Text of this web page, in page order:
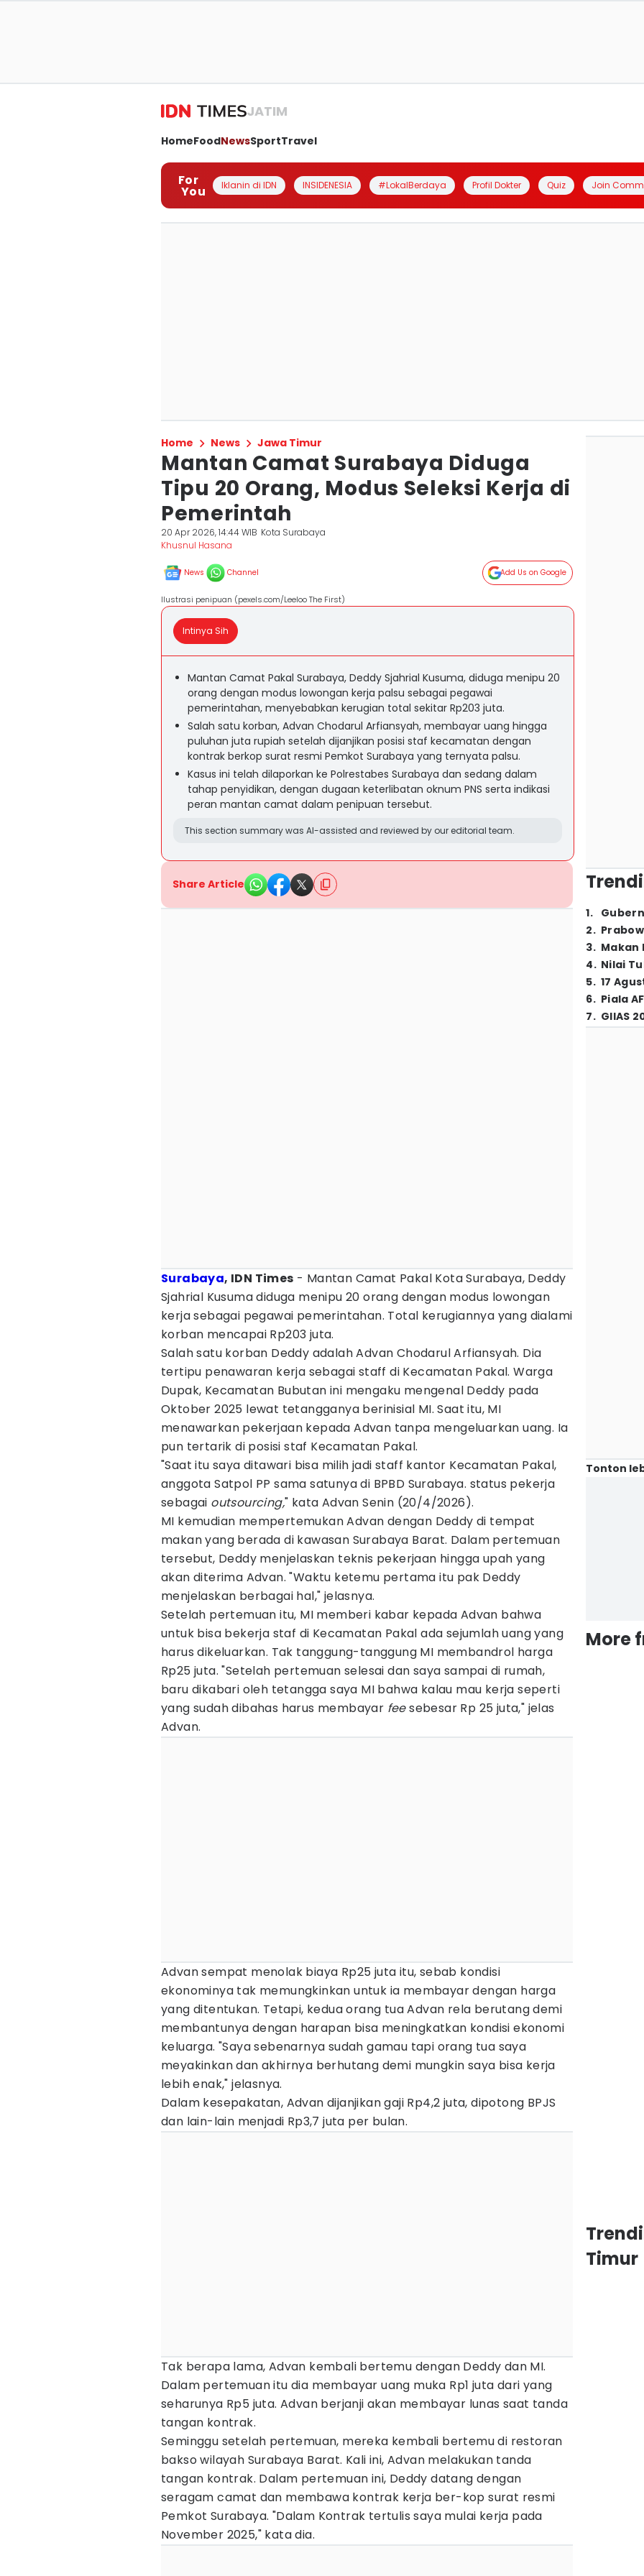
JATIM
HomeFoodNewsSportTravel
For
You Iklanin di IDN INSIDENESIA #LokalBerdaya Profil Dokter Quiz Join
Home News Jawa Timur
Mantan Camat Surabaya Diduga
Tipu 20 Orang, Modus Seleksi Kerja di
Pemerintah
20 Apr 2026, 14:44 WIB Kota Surabaya
Khusnul Hasana
News Channel Add Us on Google
Ilustrasi penipuan (pexels.com/Leeloo The First)
Intinya Sih
Mantan Camat Pakal Surabaya, Deddy Sjahrial Kusuma, diduga menipu 20
orang dengan modus lowongan kerja palsu sebagai pegawai
pemerintahan, menyebabkan kerugian total sekitar Rp203 juta.
Salah satu korban, Advan Chodarul Arfiansyah, membayar uang hingga
puluhan juta rupiah setelah dijanjikan posisi staf kecamatan dengan
kontrak berkop surat resmi Pemkot Surabaya yang ternyata palsu.
Kasus ini telah dilaporkan ke Polrestabes Surabaya dan sedang dalam
tahap penyidikan, dengan dugaan keterlibatan oknum PNS serta indikasi
peran mantan camat dalam penipuan tersebut.
This section summary was AI-assisted and reviewed by our editorial team.
Share Article
Surabaya, IDN Times - Mantan Camat Pakal Kota Surabaya, Deddy
Sjahrial Kusuma diduga menipu 20 orang dengan modus lowongan
kerja sebagai pegawai pemerintahan. Total kerugiannya yang dialami
korban mencapai Rp203 juta.
Salah satu korban Deddy adalah Advan Chodarul Arfiansyah. Dia
tertipu penawaran kerja sebagai staff di Kecamatan Pakal. Warga
Dupak, Kecamatan Bubutan ini mengaku mengenal Deddy pada
Oktober 2025 lewat tetangganya berinisial MI. Saat itu, MI
menawarkan pekerjaan kepada Advan tanpa mengeluarkan uang. Ia
pun tertarik di posisi staf Kecamatan Pakal.
"Saat itu saya ditawari bisa milih jadi staff kantor Kecamatan Pakal,
anggota Satpol PP sama satunya di BPBD Surabaya. status pekerja
sebagai outsourcing," kata Advan Senin (20/4/2026).
MI kemudian mempertemukan Advan dengan Deddy di tempat
makan yang berada di kawasan Surabaya Barat. Dalam pertemuan
tersebut, Deddy menjelaskan teknis pekerjaan hingga upah yang
akan diterima Advan. "Waktu ketemu pertama itu pak Deddy
menjelaskan berbagai hal," jelasnya.
Setelah pertemuan itu, MI memberi kabar kepada Advan bahwa
untuk bisa bekerja staf di Kecamatan Pakal ada sejumlah uang yang
harus dikeluarkan. Tak tanggung-tanggung MI membandrol harga
Rp25 juta. "Setelah pertemuan selesai dan saya sampai di rumah,
baru dikabari oleh tetangga saya MI bahwa kalau mau kerja seperti
yang sudah dibahas harus membayar feesebesar Rp 25 juta," jelas
Advan.
Advan sempat menolak biaya Rp25 juta itu, sebab kondisi
ekonominya tak memungkinkan untuk ia membayar dengan harga
yang ditentukan. Tetapi, kedua orang tua Advan rela berutang demi
membantunya dengan harapan bisa meningkatkan kondisi ekonomi
keluarga. "Saya sebenarnya sudah gamau tapi orang tua saya
meyakinkan dan akhirnya berhutang demi mungkin saya bisa kerja
lebih enak," jelasnya.
Dalam kesepakatan, Advan dijanjikan gaji Rp4,2 juta, dipotong BPJS
dan lain-lain menjadi Rp3,7 juta per bulan.
Tak berapa lama, Advan kembali bertemu dengan Deddy dan MI.
Dalam pertemuan itu dia membayar uang muka Rp1 juta dari yang
seharunya Rp5 juta. Advan berjanji akan membayar lunas saat tanda
tangan kontrak.
Seminggu setelah pertemuan, mereka kembali bertemu di restoran
bakso wilayah Surabaya Barat. Kali ini, Advan melakukan tanda
tangan kontrak. Dalam pertemuan ini, Deddy datang dengan
seragam camat dan membawa kontrak kerja ber-kop surat resmi
Pemkot Surabaya. "Dalam Kontrak tertulis saya mulai kerja pada
November 2025," kata dia.
1.
2.
3. Makan
4. Nilai
5. 17
6. Piala
7. GIIAS
Tonton
More
Timur